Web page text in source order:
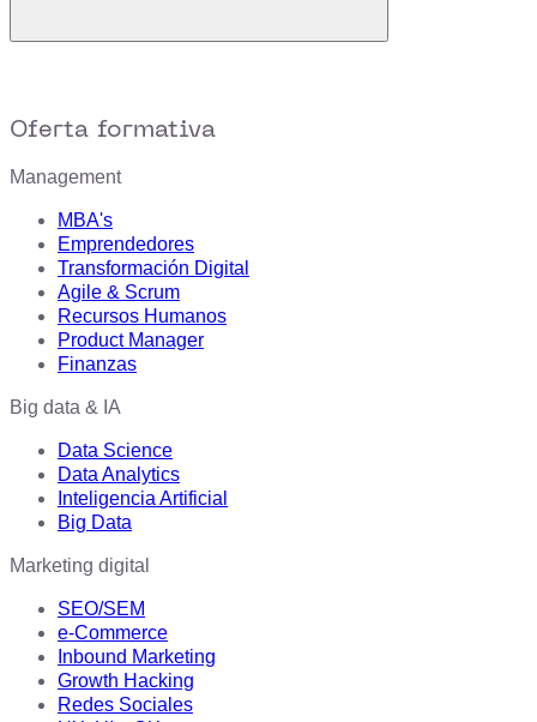
Oferta formativa
Management
MBA's
Emprendedores
Transformación Digital
Agile & Scrum
Recursos Humanos
Product Manager
Finanzas
Big data & IA
Data Science
Data Analytics
Inteligencia Artificial
Big Data
Marketing digital
SEO/SEM
e-Commerce
Inbound Marketing
Growth Hacking
Redes Sociales